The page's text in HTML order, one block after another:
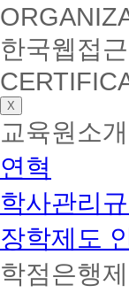
한국웹접
X
교육원소개
연혁
학사관리
장학제도
학점은행제